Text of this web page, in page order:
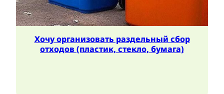
Хочу организовать раздельный сбор
отходов (пластик, стекло, бумага)